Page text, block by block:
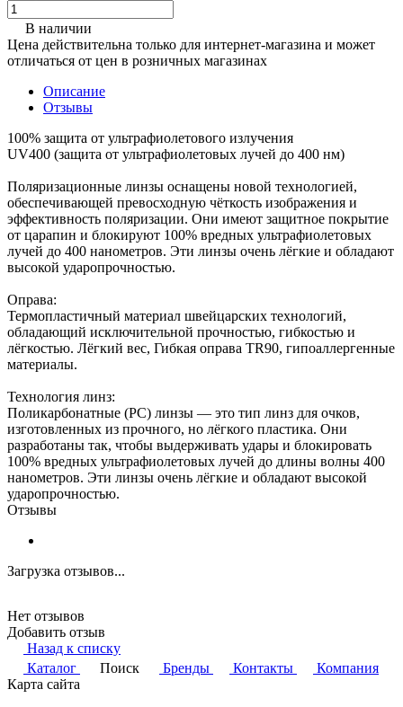
В наличии
Цена действительна только для интернет-магазина и может
отличаться от цен в розничных магазинах
Описание
Отзывы
100% защита от ультрафиолетового излучения
UV400 (защита от ультрафиолетовых лучей до 400 нм)
Поляризационные линзы оснащены новой технологией,
обеспечивающей превосходную чёткость изображения и
эффективность поляризации. Они имеют защитное покрытие
от царапин и блокируют 100% вредных ультрафиолетовых
лучей до 400 нанометров. Эти линзы очень лёгкие и обладают
высокой ударопрочностью.
Оправа:
Термопластичный материал швейцарских технологий,
обладающий исключительной прочностью, гибкостью и
лёгкостью. Лёгкий вес, Гибкая оправа TR90, гипоаллергенные
материалы.
Технология линз:
Поликарбонатные (PC) линзы — это тип линз для очков,
изготовленных из прочного, но лёгкого пластика. Они
разработаны так, чтобы выдерживать удары и блокировать
100% вредных ультрафиолетовых лучей до длины волны 400
нанометров. Эти линзы очень лёгкие и обладают высокой
ударопрочностью.
Отзывы
Загрузка отзывов...
Нет отзывов
Добавить отзыв
Назад к списку
Каталог
Поиск Бренды Контакты
Компания
Карта сайта